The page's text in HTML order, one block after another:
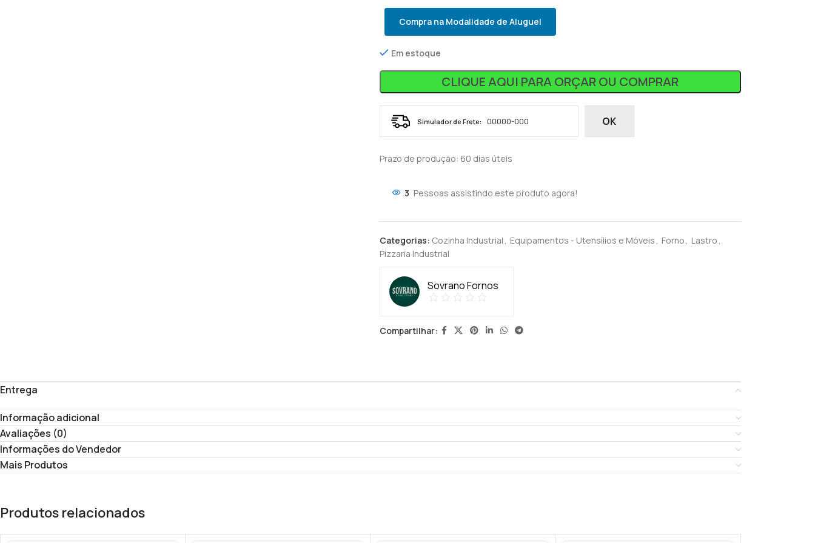
Compra na Modalidade de Aluguel
Em estoque
CLIQUE AQUI PARA ORÇAR OU COMPRAR
Simulador de Frete: OK
Prazo de produção: 60 dias úteis
3 Pessoas assistindo este produto agora!
Categorias: Cozinha Industrial , Equipamentos - Utensílios e Móveis , Forno , Lastro ,
Pizzaria Industrial
Sovrano Fornos
Compartilhar:
Entrega
Informação adicional
Avaliações (0)
Informações do Vendedor
Mais Produtos
Produtos relacionados